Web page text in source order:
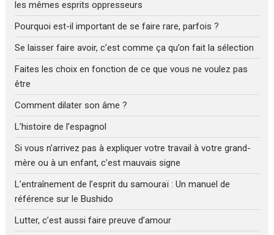
les mêmes esprits oppresseurs
Pourquoi est-il important de se faire rare, parfois ?
Se laisser faire avoir, c’est comme ça qu’on fait la sélection
Faites les choix en fonction de ce que vous ne voulez pas
être
Comment dilater son âme ?
L’histoire de l’espagnol
Si vous n’arrivez pas à expliquer votre travail à votre grand-
mère ou à un enfant, c’est mauvais signe
L’entraînement de l’esprit du samouraï : Un manuel de
référence sur le Bushido
Lutter, c’est aussi faire preuve d’amour